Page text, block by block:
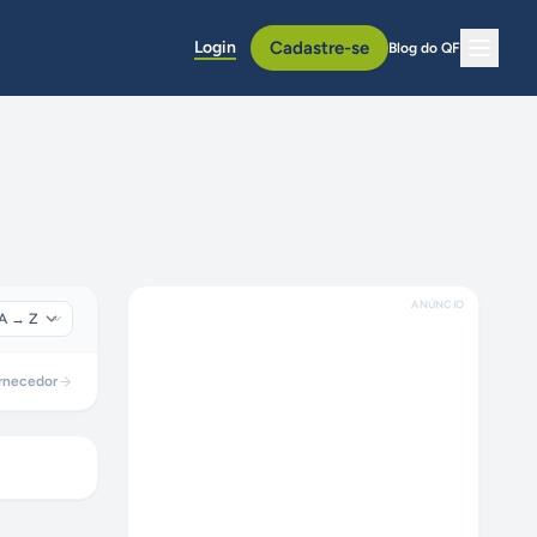
Login Cadastre-se Blog do QF
ANÚNCIO